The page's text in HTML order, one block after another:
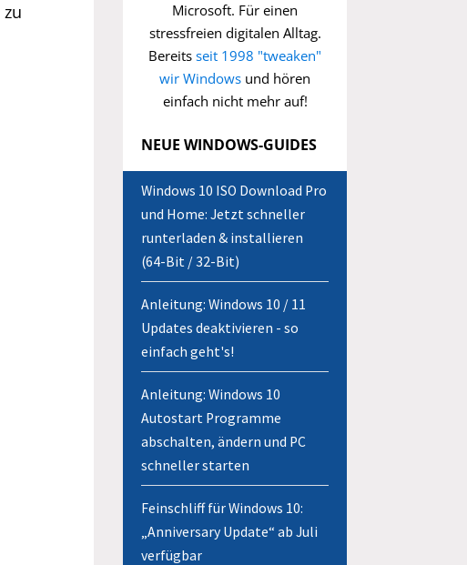
Microsoft. Für einen
stressfreien digitalen Alltag.
Bereits seit 1998 "tweaken"
wir Windows und hören
einfach nicht mehr auf!
NEUE WINDOWS-GUIDES
Windows 10 ISO Download Pro
und Home: Jetzt schneller
runterladen & installieren
(64-Bit / 32-Bit)
Anleitung: Windows 10 / 11
Updates deaktivieren - so
einfach geht's!
Anleitung: Windows 10
Autostart Programme
abschalten, ändern und PC
schneller starten
Feinschliff für Windows 10:
„Anniversary Update“ ab Juli
verfügbar